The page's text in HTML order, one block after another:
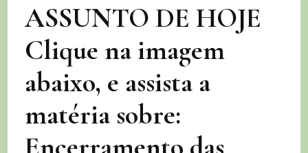
ASSUNTO DE HOJE
Clique na imagem
abaixo, e assista a
matéria sobre: